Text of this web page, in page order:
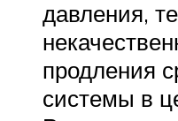
давления,
продления
системы в